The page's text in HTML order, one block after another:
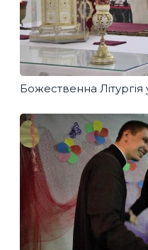
Божественна